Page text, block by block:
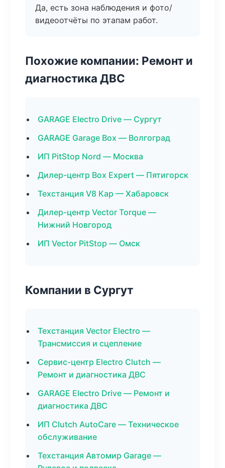
Да, есть зона наблюдения и фото/
видеоотчёты по этапам работ.
Похожие компании: Ремонт и
диагностика ДВС
GARAGE Electro Drive — Сургут
GARAGE Garage Box — Волгоград
ИП PitStop Nord — Москва
Дилер-центр Box Expert — Пятигорск
Техстанция V8 Кар — Хабаровск
Дилер-центр Vector Torque —
Нижний Новгород
ИП Vector PitStop — Омск
Компании в Сургут
Техстанция Vector Electro —
Трансмиссия и сцепление
Сервис-центр Electro Clutch —
Ремонт и диагностика ДВС
GARAGE Electro Drive — Ремонт и
диагностика ДВС
ИП Clutch AutoCare — Техническое
обслуживание
Техстанция Автомир Garage —